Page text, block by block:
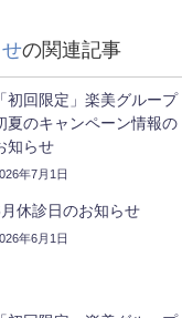
の関連記事
「初回限定」楽美グループ
夏のキャンペーン情報の
知らせ
年7月1日
休診日のお知らせ
年6月1日